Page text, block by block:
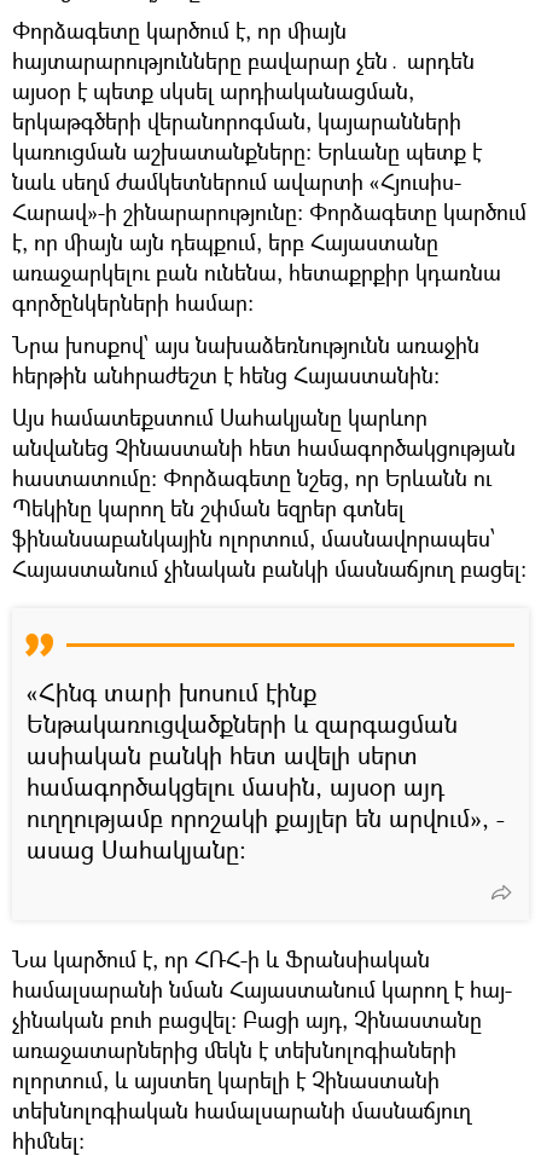
Փորձագետը կարծում է, որ միայն
հայտարարությունները բավարար չեն․ արդեն
այսօր է պետք սկսել արդիականացման,
երկաթգծերի վերանորոգման, կայարանների
կառուցման աշխատանքները։ Երևանը պետք է
նաև սեղմ ժամկետներում ավարտի «Հյուսիս-
Հարավ»-ի շինարարությունը։ Փորձագետը կարծում
է, որ միայն այն դեպքում, երբ Հայաստանը
առաջարկելու բան ունենա, հետաքրքիր կդառնա
գործընկերների համար։
Նրա խոսքով՝ այս նախաձեռնությունն առաջին
հերթին անհրաժեշտ է հենց Հայաստանին։
Այս համատեքստում Սահակյանը կարևոր
անվանեց Չինաստանի հետ համագործակցության
հաստատումը։ Փորձագետը նշեց, որ Երևանն ու
Պեկինը կարող են շփման եզրեր գտնել
ֆինանսաբանկային ոլորտում, մասնավորապես՝
Հայաստանում չինական բանկի մասնաճյուղ բացել։
«Հինգ տարի խոսում էինք
Ենթակառուցվածքների և զարգացման
ասիական բանկի հետ ավելի սերտ
համագործակցելու մասին, այսօր այդ
ուղղությամբ որոշակի քայլեր են արվում», -
ասաց Սահակյանը։
Նա կարծում է, որ ՀՌՀ-ի և Ֆրանսիական
համալսարանի նման Հայաստանում կարող է հայ-
չինական բուհ բացվել։ Բացի այդ, Չինաստանը
առաջատարներից մեկն է տեխնոլոգիաների
ոլորտում, և այստեղ կարելի է Չինաստանի
տեխնոլոգիական համալսարանի մասնաճյուղ
հիմնել։